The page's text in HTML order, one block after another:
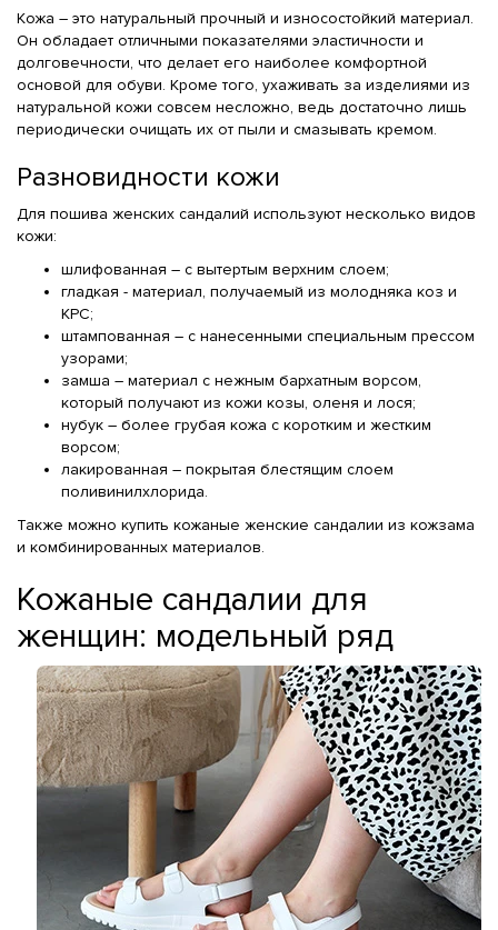
Кожа – это натуральный прочный и износостойкий материал.
Он обладает отличными показателями эластичности и
долговечности, что делает его наиболее комфортной
основой для обуви. Кроме того, ухаживать за изделиями из
натуральной кожи совсем несложно, ведь достаточно лишь
периодически очищать их от пыли и смазывать кремом.
Разновидности кожи
Для пошива женских сандалий используют несколько видов
кожи:
шлифованная – с вытертым верхним слоем;
гладкая - материал, получаемый из молодняка коз и
КРС;
штампованная – с нанесенными специальным прессом
узорами;
замша – материал с нежным бархатным ворсом,
который получают из кожи козы, оленя и лося;
нубук – более грубая кожа с коротким и жестким
ворсом;
лакированная – покрытая блестящим слоем
поливинилхлорида.
Также можно купить кожаные женские сандалии из кожзама
и комбинированных материалов.
Кожаные сандалии для
женщин: модельный ряд